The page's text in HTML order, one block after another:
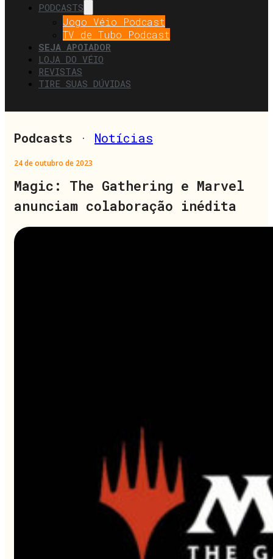
PODCASTS
Jogo Véio Podcast
TV de Tubo Podcast
SEJA APOIADOR
LOJA DO VÉIO
REVISTAS
TIRE SUAS DÚVIDAS
Podcasts · Notícias
24 de outubro de 2023
Magic: The Gathering e Marvel
anunciam colaboração inédita